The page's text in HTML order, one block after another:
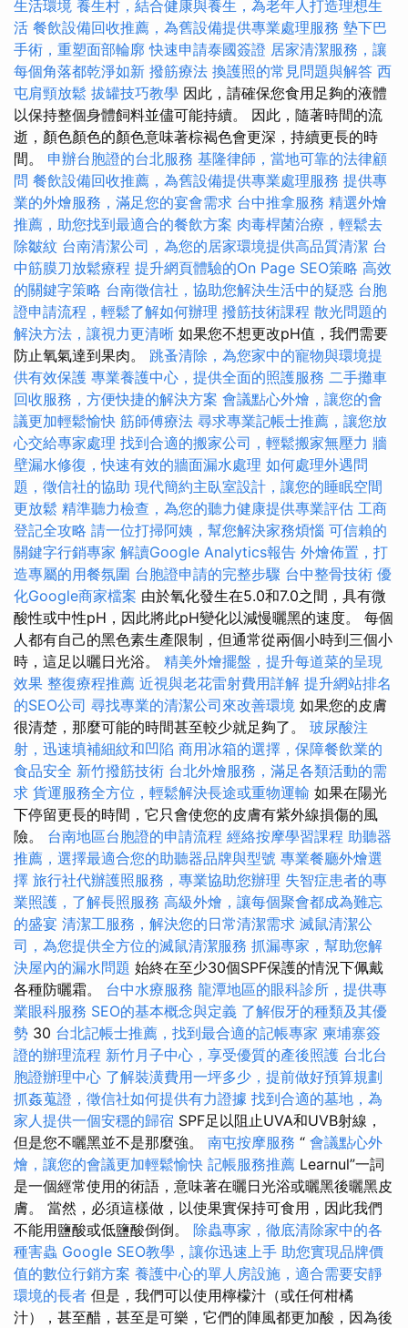
生活環境 養生村，結合健康與養生，為老年人打造理想生
活 餐飲設備回收推薦，為舊設備提供專業處理服務 墊下巴
手術，重塑面部輪廓 快速申請泰國簽證 居家清潔服務，讓
每個角落都乾淨如新 撥筋療法 換護照的常見問題與解答 西
屯肩頸放鬆 拔罐技巧教學 因此，請確保您食用足夠的液體
以保持整個身體飼料並儘可能持續。 因此，隨著時間的流
逝，顏色顏色的顏色意味著棕褐色會更深，持續更長的時
間。 申辦台胞證的台北服務 基隆律師，當地可靠的法律顧
問 餐飲設備回收推薦，為舊設備提供專業處理服務 提供專
業的外燴服務，滿足您的宴會需求 台中推拿服務 精選外燴
推薦，助您找到最適合的餐飲方案 肉毒桿菌治療，輕鬆去
除皺紋 台南清潔公司，為您的居家環境提供高品質清潔 台
中筋膜刀放鬆療程 提升網頁體驗的On Page SEO策略 高效
的關鍵字策略 台南徵信社，協助您解決生活中的疑惑 台胞
證申請流程，輕鬆了解如何辦理 撥筋技術課程 散光問題的
解決方法，讓視力更清晰 如果您不想更改pH值，我們需要
防止氧氣達到果肉。 跳蚤清除，為您家中的寵物與環境提
供有效保護 專業養護中心，提供全面的照護服務 二手攤車
回收服務，方便快捷的解決方案 會議點心外燴，讓您的會
議更加輕鬆愉快 筋師傅療法 尋求專業記帳士推薦，讓您放
心交給專家處理 找到合適的搬家公司，輕鬆搬家無壓力 牆
壁漏水修復，快速有效的牆面漏水處理 如何處理外遇問
題，徵信社的協助 現代簡約主臥室設計，讓您的睡眠空間
更放鬆 精準聽力檢查，為您的聽力健康提供專業評估 工商
登記全攻略 請一位打掃阿姨，幫您解決家務煩惱 可信賴的
關鍵字行銷專家 解讀Google Analytics報告 外燴佈置，打
造專屬的用餐氛圍 台胞證申請的完整步驟 台中整骨技術 優
化Google商家檔案 由於氧化發生在5.0和7.0之間，具有微
酸性或中性pH，因此將此pH變化以減慢曬黑的速度。 每個
人都有自己的黑色素生產限制，但通常從兩個小時到三個小
時，這足以曬日光浴。 精美外燴擺盤，提升每道菜的呈現
效果 整復療程推薦 近視與老花雷射費用詳解 提升網站排名
的SEO公司 尋找專業的清潔公司來改善環境 如果您的皮膚
很清楚，那麼可能的時間甚至較少就足夠了。 玻尿酸注
射，迅速填補細紋和凹陷 商用冰箱的選擇，保障餐飲業的
食品安全 新竹撥筋技術 台北外燴服務，滿足各類活動的需
求 貨運服務全方位，輕鬆解決長途或重物運輸 如果在陽光
下停留更長的時間，它只會使您的皮膚有紫外線損傷的風
險。 台南地區台胞證的申請流程 經絡按摩學習課程 助聽器
推薦，選擇最適合您的助聽器品牌與型號 專業餐廳外燴選
擇 旅行社代辦護照服務，專業協助您辦理 失智症患者的專
業照護，了解長照服務 高級外燴，讓每個聚會都成為難忘
的盛宴 清潔工服務，解決您的日常清潔需求 滅鼠清潔公
司，為您提供全方位的滅鼠清潔服務 抓漏專家，幫助您解
決屋內的漏水問題 始終在至少30個SPF保護的情況下佩戴
各種防曬霜。 台中水療服務 龍潭地區的眼科診所，提供專
業眼科服務 SEO的基本概念與定義 了解假牙的種類及其優
勢 30 台北記帳士推薦，找到最合適的記帳專家 柬埔寨簽
證的辦理流程 新竹月子中心，享受優質的產後照護 台北台
胞證辦理中心 了解裝潢費用一坪多少，提前做好預算規劃
抓姦蒐證，徵信社如何提供有力證據 找到合適的墓地，為
家人提供一個安穩的歸宿 SPF足以阻止UVA和UVB射線，
但是您不曬黑並不是那麼強。 南屯按摩服務 “ 會議點心外
燴，讓您的會議更加輕鬆愉快 記帳服務推薦 Learnul”一詞
是一個經常使用的術語，意味著在曬日光浴或曬黑後曬黑皮
膚。 當然，必須這樣做，以使果實保持可食用，因此我們
不能用鹽酸或低鹽酸倒倒。 除蟲專家，徹底清除家中的各
種害蟲 Google SEO教學，讓你迅速上手 助您實現品牌價
值的數位行銷方案 養護中心的單人房設施，適合需要安靜
環境的長者 但是，我們可以使用檸檬汁（或任何柑橘
汁），甚至醋，甚至是可樂，它們的陣風都更加酸，因為後